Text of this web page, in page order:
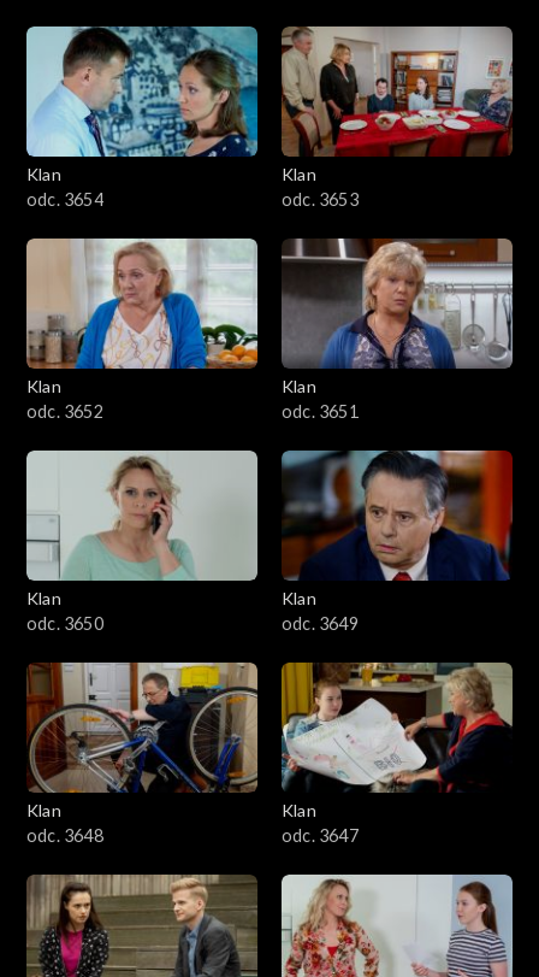
Klan
odc. 3654
Klan
odc. 3653
Klan
odc. 3652
Klan
odc. 3651
Klan
odc. 3650
Klan
odc. 3649
Klan
odc. 3648
Klan
odc. 3647